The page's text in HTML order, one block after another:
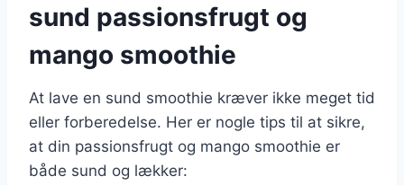
sund passionsfrugt og
mango smoothie
At lave en sund smoothie kræver ikke meget tid
eller forberedelse. Her er nogle tips til at sikre,
at din passionsfrugt og mango smoothie er
både sund og lækker: